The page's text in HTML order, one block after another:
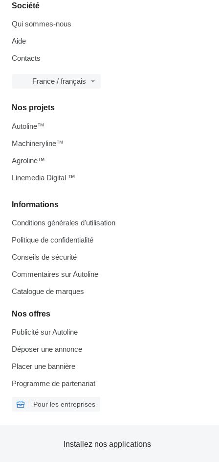
Société
Qui sommes-nous
Aide
Contacts
France / français
Informations
Conditions générales d'utilisation
Politique de confidentialité
Conseils de sécurité
Commentaires sur Autoline
Catalogue de marques
Nos offres
Publicité sur Autoline
Déposer une annonce
Placer une bannière
Programme de partenariat
Pour les entreprises
Nos projets
Autoline™
Machineryline™
Agroline™
Linemedia Digital ™
Installez nos applications